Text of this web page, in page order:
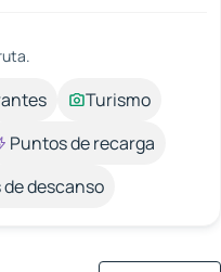
Turismo
Puntos de recarga
de descanso